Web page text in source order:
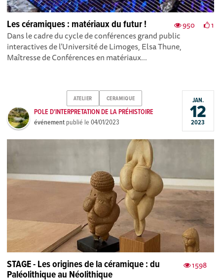
950 1
Les céramiques : matériaux du futur !
Dans le cadre du cycle de conférences grand public
interactives de l’Université de Limoges, Elsa Thune,
Maîtresse de Conférences en matériaux...
ATELIER CERAMIQUE
POLE D'INTERPRETATION DE LA PRÉHISTOIRE
événement publié le04/01/2023
JAN.
12
2023
1598
STAGE - Les origines de la céramique : du
Paléolithique au Néolithique